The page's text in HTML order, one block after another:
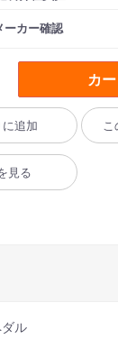
ーカー確認
カ
追加 こ
見る
ル